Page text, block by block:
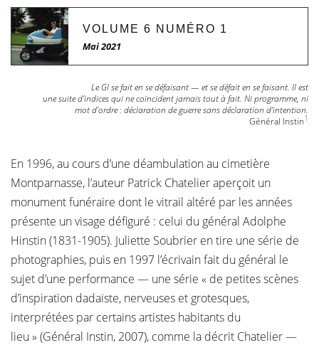
VOLUME 6 NUMÉRO 1
Mai 2021
Le GI se fait en se défaisant — et se défait en se faisant. Il est
une suite d’indices qui ne coïncident jamais tout à fait. Ni programme, ni
mot d’ordre : déclaration de guerre sans déclaration d’intention.
Général Instin1
En 1996, au cours d’une déambulation au cimetière
Montparnasse, l’auteur Patrick Chatelier aperçoit un
monument funéraire dont le vitrail altéré par les années
présente un visage défiguré : celui du général Adolphe
Hinstin (1831-1905). Juliette Soubrier en tire une série de
photographies, puis en 1997 l’écrivain fait du général le
sujet d’une performance — une série « de petites scènes
d’inspiration dadaïste, nerveuses et grotesques,
interprétées par certains artistes habitants du
lieu » (Général Instin, 2007), comme la décrit Chatelier —